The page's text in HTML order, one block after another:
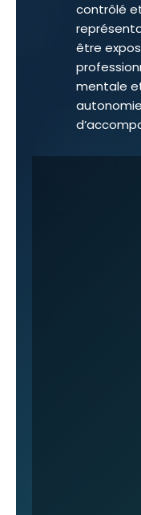
contrôlé
être
mentale